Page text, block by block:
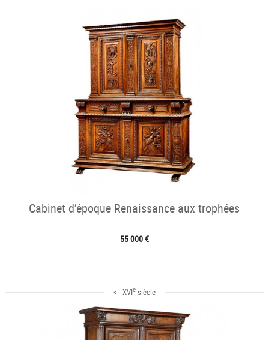
Cabinet d’époque Renaissance aux trophées
55 000 €
< XVIesiècle